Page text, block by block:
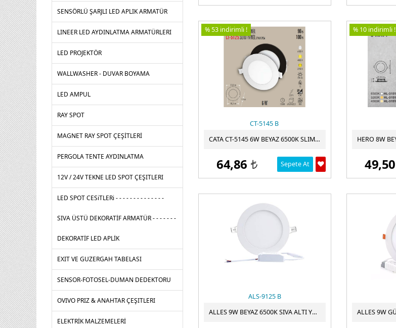
SENSÖRLÜ ŞARJLI LED APLIK ARMATÜR
LINEER LED AYDINLATMA ARMATÜRLERI
LED PROJEKTÖR
WALLWASHER - DUVAR BOYAMA
LED AMPUL
RAY SPOT
MAGNET RAY SPOT ÇEŞİTLERİ
PERGOLA TENTE AYDINLATMA
12V / 24V TEKNE LED SPOT ÇEŞITLERI
LED SPOT CESiTLERi - - - - - - - - - - - - - -
SIVA ÜSTÜ DEKORATİF ARMATÜR - - - - - - -
DEKORATİF LED APLİK
EXIT VE GUZERGAH TABELASI
SENSOR-FOTOSEL-DUMAN DEDEKTORU
OVIVO PRIZ & ANAHTAR ÇEŞITLERI
ELEKTRİK MALZEMELERİ
% 53 indirimli !
CT-5145 B
CATA CT-5145 6W BEYAZ 6500K SLIM SIVA ALTI LED PANEL CT-5145
64,86 t Sepete At
% 10 indirimli !
49,50
ALS-9125 B
ALLES 9W BEYAZ 6500K SIVA ALTI YUVARLAK LED PANEL